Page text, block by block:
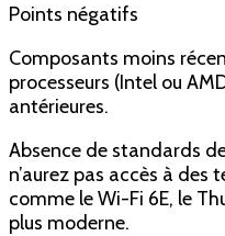
Points négatifs
Composants moins
processeurs (Intel ou
antérieures.
Absence de standards
n’aurez pas accès à des
comme le Wi-Fi 6E, le
plus moderne.